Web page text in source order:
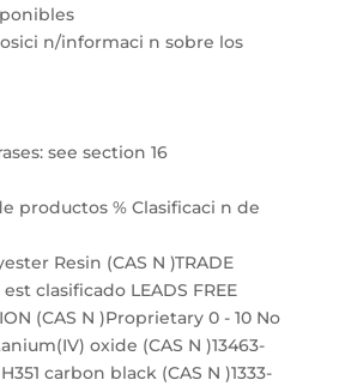
n/informaci n sobre los
see section 16
productos % Clasificaci n de
Resin (CAS N )TRADE
est clasificado LEADS FREE
(CAS N )Proprietary 0 - 10 No
oxide (CAS N )13463-
carbon black (CAS N )1333-